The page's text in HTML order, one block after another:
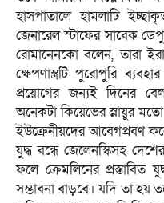
হাসপাতালে হামলাটি
জেনারেল স্টাফের সাবেক
রোমানেনকো বলেন, তারা
ক্ষেপণাস্ত্রটি পুরোপুরি
প্রয়োগের জন্যই দিনের
অনেকটা কিয়েভের স্নায়ুর
ইউক্রেনীয়দের আবেগপ্রবণ
যুদ্ধ বন্ধে জেলেনস্কিসহ
ফলে ক্রেমলিনের প্রস্তাবিত
সম্ভাবনা বাড়বে। যদি তা হয়